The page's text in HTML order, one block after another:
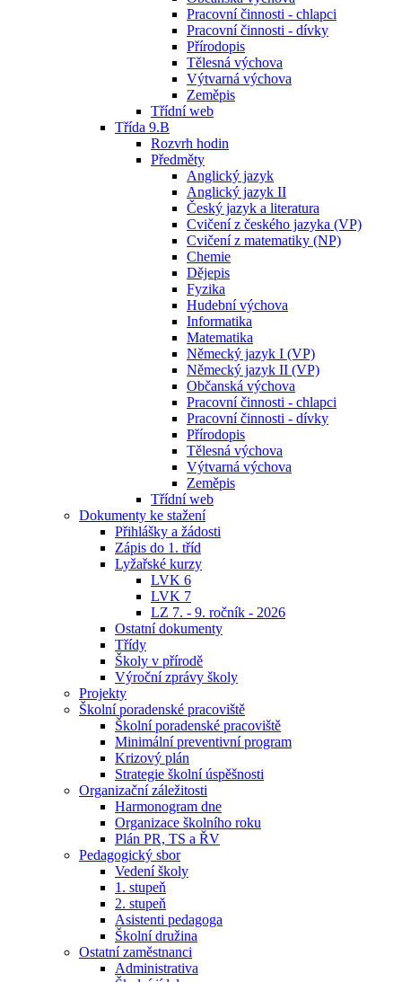
Pracovní činnosti - chlapci
Pracovní činnosti - dívky
Přírodopis
Tělesná výchova
Výtvarná výchova
Zeměpis
Třídní web
Třída 9.B
Rozvrh hodin
Předměty
Anglický jazyk
Anglický jazyk II
Český jazyk a literatura
Cvičení z českého jazyka (VP)
Cvičení z matematiky (NP)
Chemie
Dějepis
Fyzika
Hudební výchova
Informatika
Matematika
Německý jazyk I (VP)
Německý jazyk II (VP)
Občanská výchova
Pracovní činnosti - chlapci
Pracovní činnosti - dívky
Přírodopis
Tělesná výchova
Výtvarná výchova
Zeměpis
Třídní web
Dokumenty ke stažení
Přihlášky a žádosti
Zápis do 1. tříd
Lyžařské kurzy
LVK 6
LVK 7
LZ 7. - 9. ročník - 2026
Ostatní dokumenty
Třídy
Školy v přírodě
Výroční zprávy školy
Projekty
Školní poradenské pracoviště
Školní poradenské pracoviště
Minimální preventivní program
Krizový plán
Strategie školní úspěšnosti
Organizační záležitosti
Harmonogram dne
Organizace školního roku
Plán PR, TS a ŘV
Pedagogický sbor
Vedení školy
1. stupeň
2. stupeň
Asistenti pedagoga
Školní družina
Ostatní zaměstnanci
Administrativa